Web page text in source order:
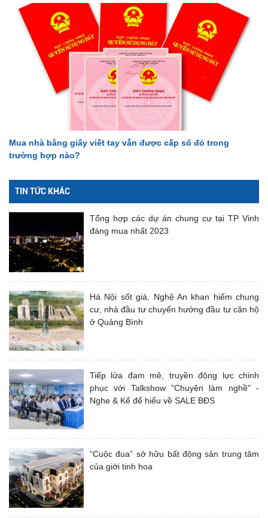
Mua nhà bằng giấy viết tay vẫn được cấp sổ đỏ trong
trường hợp nào?
TIN TỨC KHÁC
Tổng hợp các dự án chung cư tại TP Vinh
đáng mua nhất 2023
Hà Nội sốt giá, Nghệ An khan hiếm chung
cư, nhà đầu tư chuyển hướng đầu tư căn hộ
ở Quảng Bình
Tiếp lửa đam mê, truyền động lực chinh
phục với Talkshow "Chuyện làm nghề" -
Nghe & Kể để hiểu về SALE BĐS
“Cuộc đua” sở hữu bất động sản trung tâm
của giới tinh hoa